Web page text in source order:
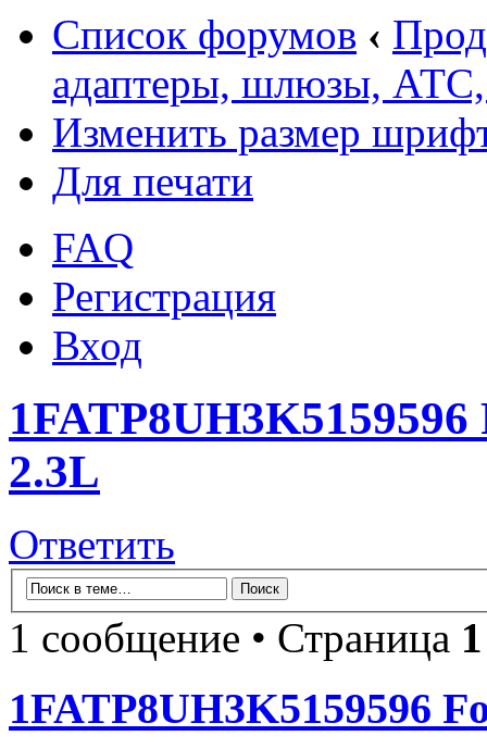
Список форумов ‹
адаптеры, шлюзы,
Изменить размер
Для печати
FAQ
Регистрация
Вход
2.3L
Ответить
1 сообщение • Страница 1
1FATP8UH3K5159596